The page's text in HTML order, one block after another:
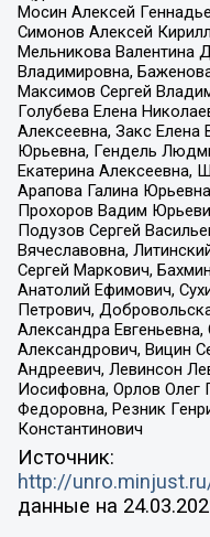
Мосин Алексей
Симонов Алексей
Мельникова Валентина
Владимировна,
Максимов Сергей
Голубева Елена
Алексеевна, Закс Елена
Юрьевна, Гендель
Екатерина Алексеевна,
Арапова Галина
Прохоров Вадим
Подузов Сергей
Вячеславовна,
Сергей Маркович,
Анатолий Ефимович,
Петрович,
Александра
Александрович, Вицин
Андреевич, Левинсон
Иосифовна, Орлов Олег
Федоровна, Резник
Константинович
Источник:
http://
данные на